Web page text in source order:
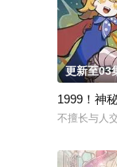
更新至03
1999！神
不擅长与人